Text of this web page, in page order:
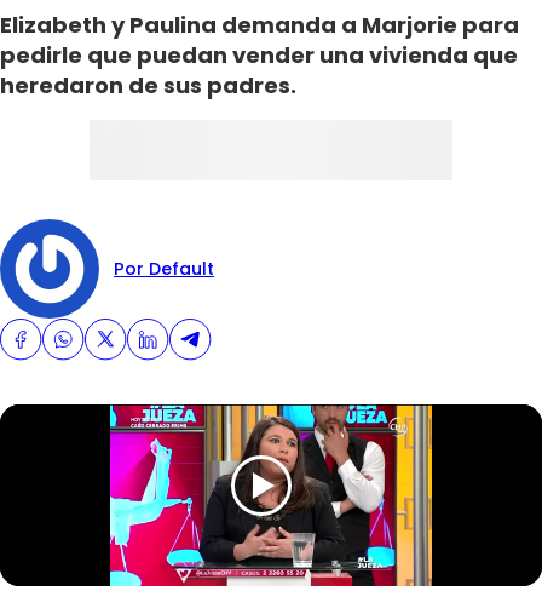
Elizabeth y Paulina demanda a Marjorie para
pedirle que puedan vender una vivienda que
heredaron de sus padres.
Por Default